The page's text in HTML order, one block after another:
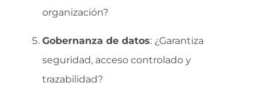
organización?
Gobernanza de datos: ¿Garantiza
seguridad, acceso controlado y
trazabilidad?